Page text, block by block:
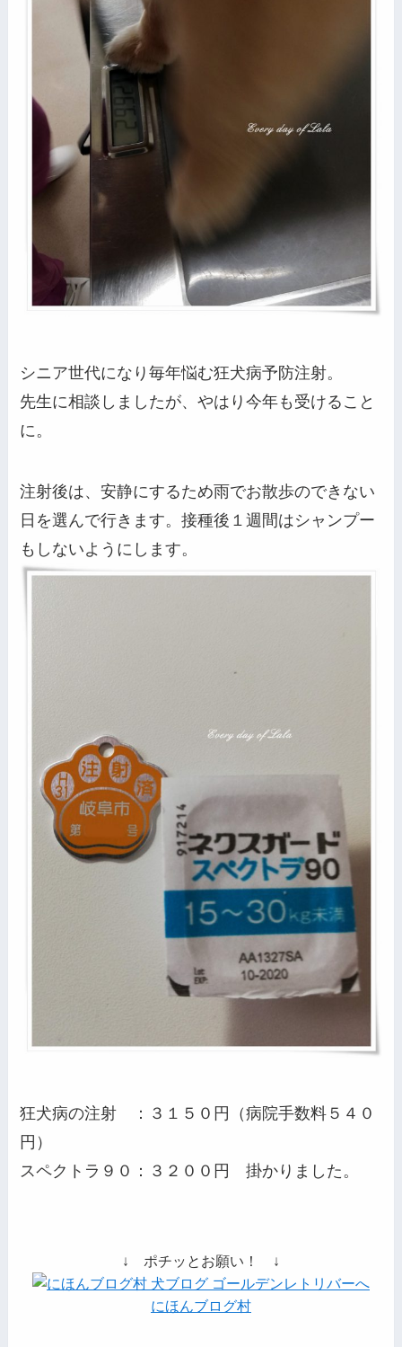
シニア世代になり毎年悩む狂犬病予防注射。
先生に相談しましたが、やはり今年も受けること
に。
注射後は、安静にするため雨でお散歩のできない
日を選んで行きます。接種後１週間はシャンプー
もしないようにします。
狂犬病の注射 ：３１５０円（病院手数料５４０
円）
スペクトラ９０：３２００円 掛かりました。
↓ ポチッとお願い！ ↓
にほんブログ村